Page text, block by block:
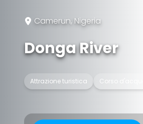
Camerun, Nigeria
Donga River
Attrazione turistica Corso d'acqua